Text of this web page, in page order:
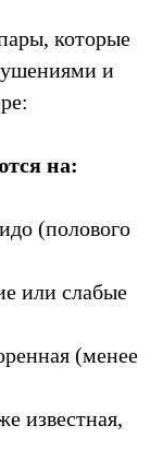
которые
и
на:
(полового
или слабые
(менее
известная,